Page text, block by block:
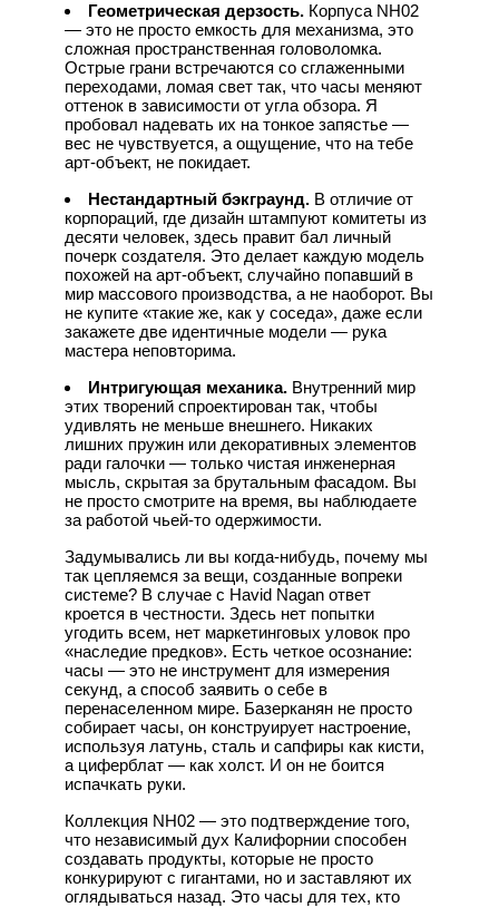
Геометрическая дерзость. Корпуса NH02
— это не просто емкость для механизма, это
сложная пространственная головоломка.
Острые грани встречаются со сглаженными
переходами, ломая свет так, что часы меняют
оттенок в зависимости от угла обзора. Я
пробовал надевать их на тонкое запястье —
вес не чувствуется, а ощущение, что на тебе
арт-объект, не покидает.
Нестандартный бэкграунд. В отличие от
корпораций, где дизайн штампуют комитеты из
десяти человек, здесь правит бал личный
почерк создателя. Это делает каждую модель
похожей на арт-объект, случайно попавший в
мир массового производства, а не наоборот. Вы
не купите «такие же, как у соседа», даже если
закажете две идентичные модели — рука
мастера неповторима.
Интригующая механика. Внутренний мир
этих творений спроектирован так, чтобы
удивлять не меньше внешнего. Никаких
лишних пружин или декоративных элементов
ради галочки — только чистая инженерная
мысль, скрытая за брутальным фасадом. Вы
не просто смотрите на время, вы наблюдаете
за работой чьей-то одержимости.
Задумывались ли вы когда-нибудь, почему мы
так цепляемся за вещи, созданные вопреки
системе? В случае с Havid Nagan ответ
кроется в честности. Здесь нет попытки
угодить всем, нет маркетинговых уловок про
«наследие предков». Есть четкое осознание:
часы — это не инструмент для измерения
секунд, а способ заявить о себе в
перенаселенном мире. Базерканян не просто
собирает часы, он конструирует настроение,
используя латунь, сталь и сапфиры как кисти,
а циферблат — как холст. И он не боится
испачкать руки.
Коллекция NH02 — это подтверждение того,
что независимый дух Калифорнии способен
создавать продукты, которые не просто
конкурируют с гигантами, но и заставляют их
оглядываться назад. Это часы для тех, кто